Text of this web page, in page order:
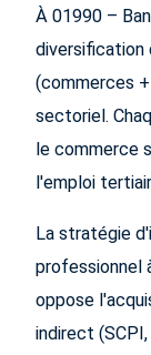
À 01990 –
diversification
(commerces
sectoriel.
le commerce
l'emploi
La stratégie
professionnel
oppose
indirect